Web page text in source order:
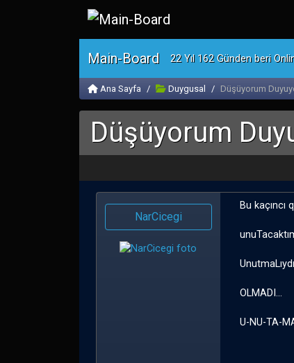
Main-Board 22 Yıl 162 Günden beri
Ana Sayfa Duygusal Düşüyorum
Düşüyorum
NarCicegi
Bu kaçıncı
OLMADI...
U-NU-TA-